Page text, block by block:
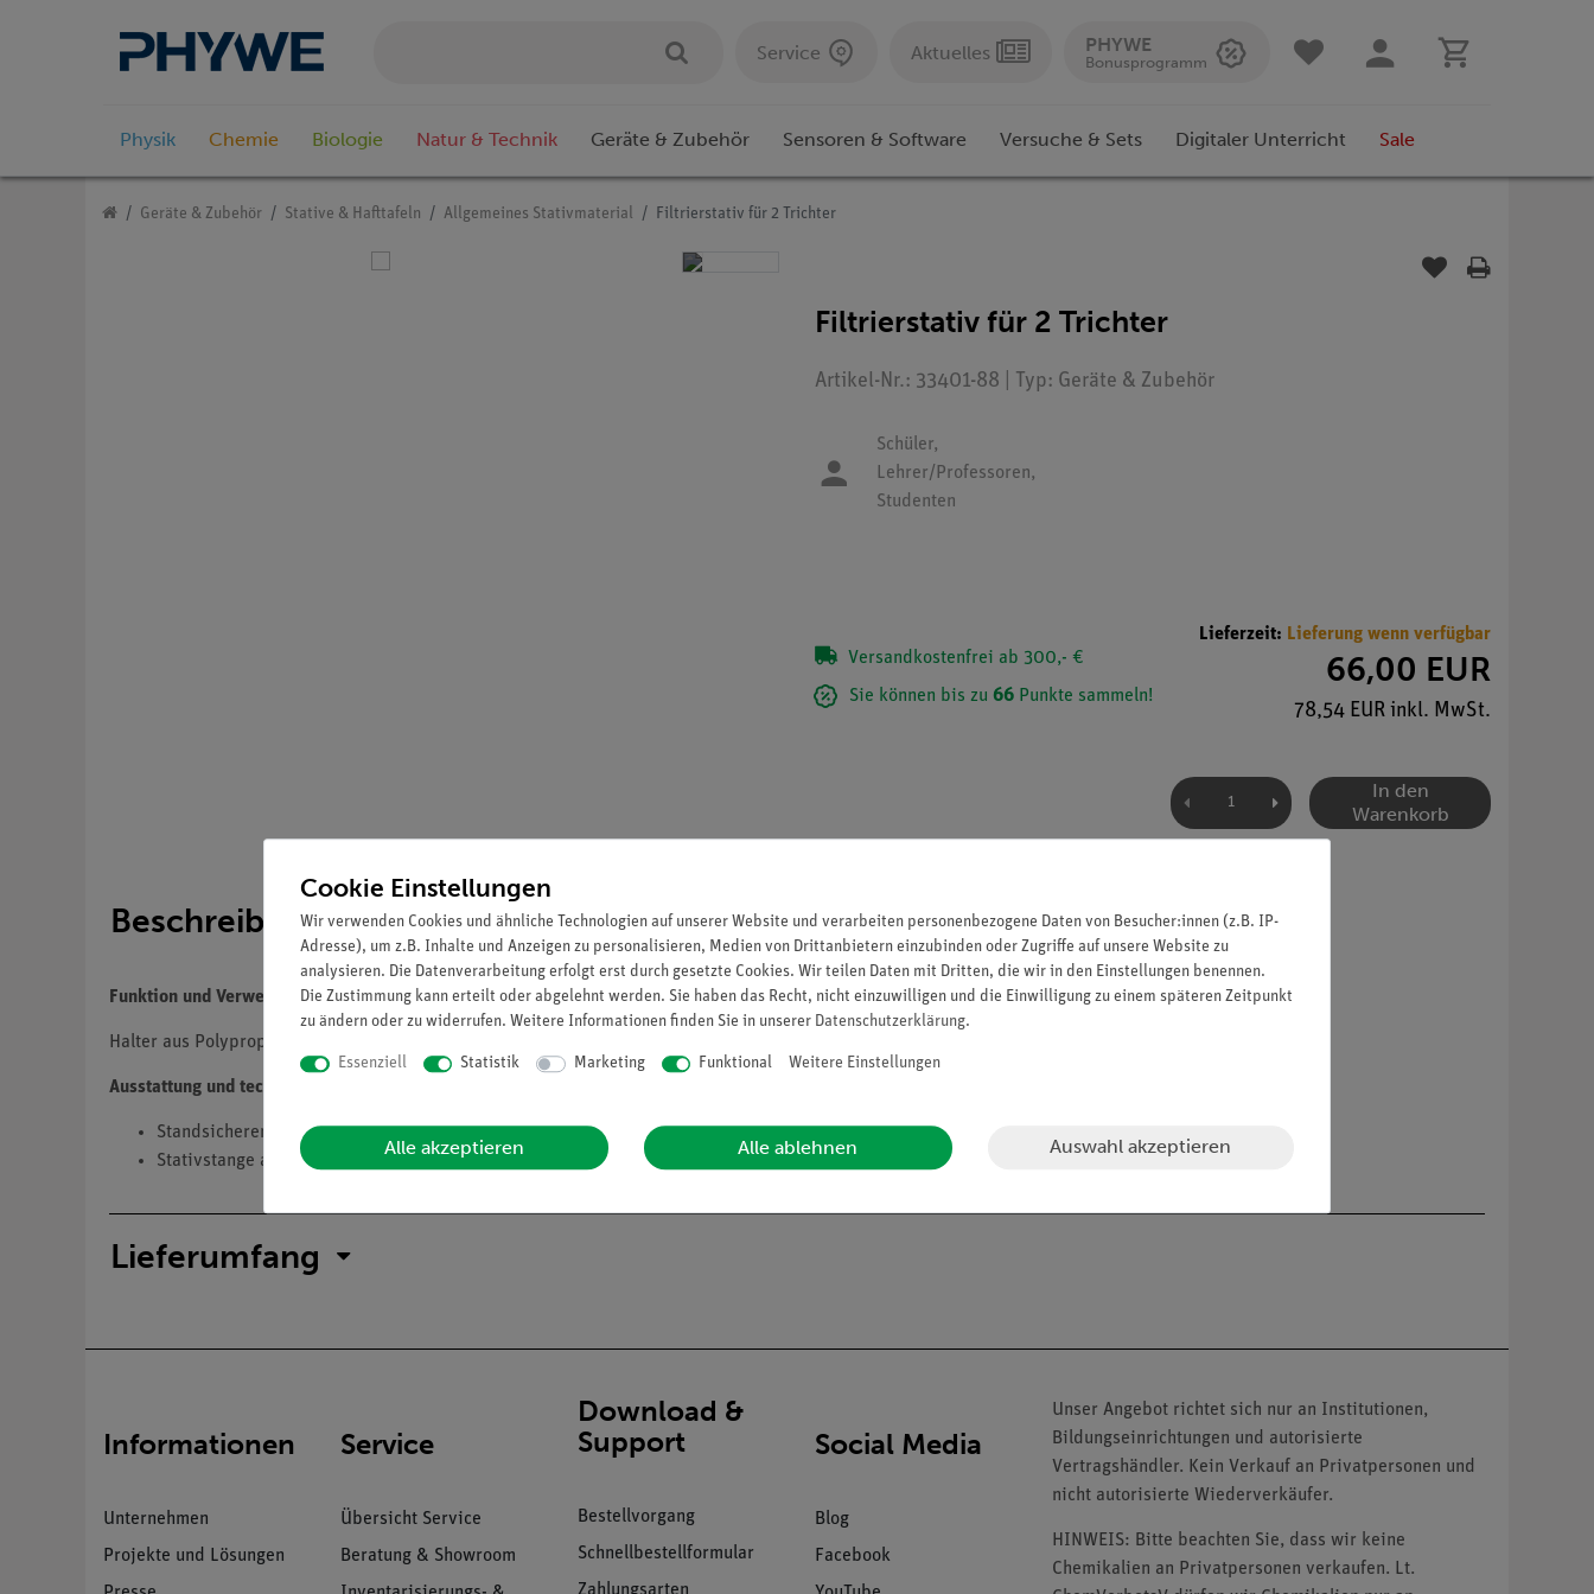
Service Aktuelles PHYWE
Bonusprogramm
Physik Chemie Biologie Natur & Technik Geräte & Zubehör Sensoren & Software Versuche & Sets Digitaler Unterricht Sale
Geräte & Zubehör Stative & Hafttafeln Allgemeines Stativmaterial Filtrierstativ für 2 Trichter
Filtrierstativ für 2 Trichter
Artikel-Nr.: 33401-88 | Typ: Geräte & Zubehör
Schüler,
Lehrer/Professoren,
Studenten
Versandkostenfrei ab 300,- €
Sie können bis zu 66 Punkte sammeln!
Lieferzeit: Lieferung wenn verfügbar
66,00 EUR
78,54 EUR inkl. MwSt.
In den
Warenkorb
Beschreibung
Funktion und Verwendung
Halter aus Polypropylen für 2 Trichter mit oben-Durchmesser: 50...120 mm.
Ausstattung und technische Daten
Standsicherer Stativfuß aus Kunststoff mit Metalleinlage
Stativstange aus Edelstahl, Länge: 500 mm, Durchmesser: 10 mm
Lieferumfang
Informationen
Unternehmen
Projekte und Lösungen
Service
Übersicht Service
Beratung & Showroom
Download &
Support
Bestellvorgang
Schnellbestellformular
Social Media
Blog
Facebook
Unser Angebot richtet sich nur an Institutionen,
Bildungseinrichtungen und autorisierte
Vertragshändler. Kein Verkauf an Privatpersonen und
nicht autorisierte Wiederverkäufer.
HINWEIS: Bitte beachten Sie, dass wir keine
Chemikalien an Privatpersonen verkaufen. Lt.
Cookie Einstellungen
Wir verwenden Cookies und ähnliche Technologien auf unserer Website und verarbeiten personenbezogene Daten von Besucher:innen (z.B. IP-
Adresse), um z.B. Inhalte und Anzeigen zu personalisieren, Medien von Drittanbietern einzubinden oder Zugriffe auf unsere Website zu
analysieren. Die Datenverarbeitung erfolgt erst durch gesetzte Cookies. Wir teilen Daten mit Dritten, die wir in den Einstellungen benennen.
Die Zustimmung kann erteilt oder abgelehnt werden. Sie haben das Recht, nicht einzuwilligen und die Einwilligung zu einem späteren Zeitpunkt
zu ändern oder zu widerrufen. Weitere Informationen finden Sie in unserer Daten­schutz­erklärung.
Essenziell Statistik Marketing Funktional Weitere Einstellungen
Alle akzeptieren Alle ablehnen Auswahl akzeptieren